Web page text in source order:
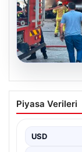
06.08.2026
Dumanlar
Piyasa Verileri
USD